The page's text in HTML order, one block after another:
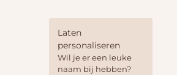
Laten
personaliseren
Wil je er een leuke
naam bij hebben?